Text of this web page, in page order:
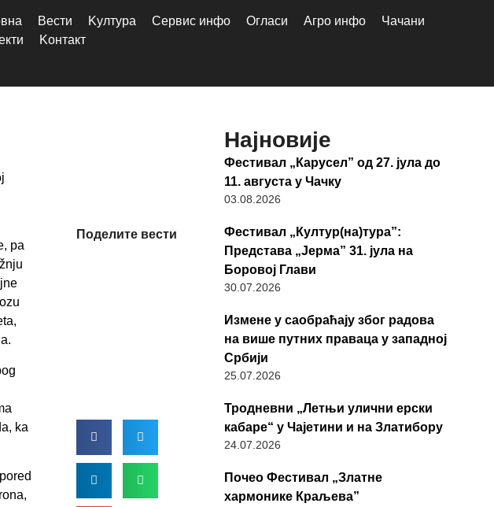
Вести Kултура Сервис инфо Огласи Агро инфо
Чачани
Kонтакт
pa
ka
Поделите вести
Најновије
Фестивал „Карусел” од 27. јула до
11. августа у Чачку
03.08.2026
Фестивал „Култур(на)тура”:
Представа „Јерма” 31. јула на
Боровој Глави
30.07.2026
Измене у саобраћају због радова
на више путних праваца у западној
Србији
25.07.2026
Тродневни „Летњи улични ерски
кабаре“ у Чајетини и на Златибору
24.07.2026
Почео Фестивал „Златне
хармонике Краљева”